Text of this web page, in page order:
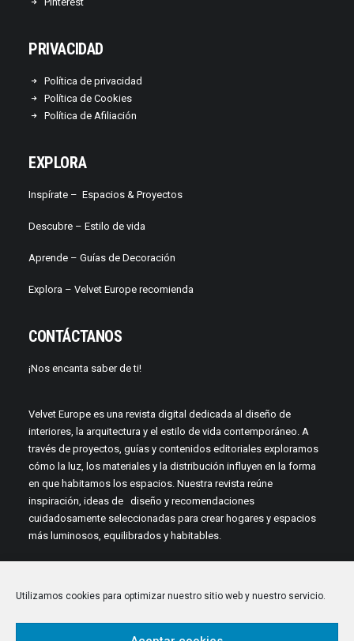
Utilizamos cookies para optimizar nuestro sitio web y nuestro servicio.
PRIVACIDAD
Política de privacidad
Política de Cookies
Política de Afiliación
EXPLORA
Inspírate – Espacios & Proyectos
Descubre – Estilo de vida
Aprende – Guías de Decoración
Explora – Velvet Europe recomienda
CONTÁCTANOS
¡Nos encanta saber de ti!
Velvet Europe es una revista digital dedicada al diseño de
interiores, la arquitectura y el estilo de vida contemporáneo. A
través de proyectos, guías y contenidos editoriales exploramos
cómo la luz, los materiales y la distribución influyen en la forma
en que habitamos los espacios. Nuestra revista reúne
inspiración, ideas de diseño y recomendaciones
cuidadosamente seleccionadas para crear hogares y espacios
más luminosos, equilibrados y habitables.